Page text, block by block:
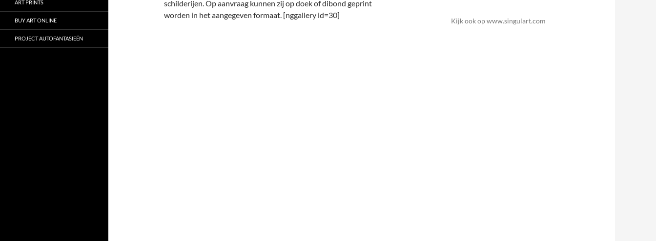
schilderijen. Op aanvraag kunnen zij op doek of dibond geprint
worden in het aangegeven formaat. [nggallery id=30]
Kijk ook op www.singulart.com
ART PRINTS
BUY ART ONLINE
PROJECT AUTOFANTASIEËN